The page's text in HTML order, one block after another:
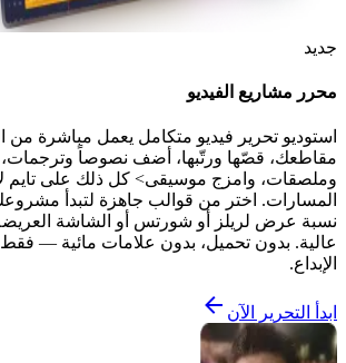
جديد
محرر مشاريع الفيديو
استوديو تحرير فيديو متكامل يعمل مباشرة من
مقاطعك، قصّها ورتّبها، أضف نصوصاً وترجمات،
وملصقات، وامزج موسيقى> كل ذلك على تايم
المسارات. اختر من قوالب جاهزة لتبدأ
نسبة عرض لريلز أو شورتس أو الشاشة
عالية. بدون تحميل، بدون علامات مائية —
الإبداع.
ابدأ التحرير الآن